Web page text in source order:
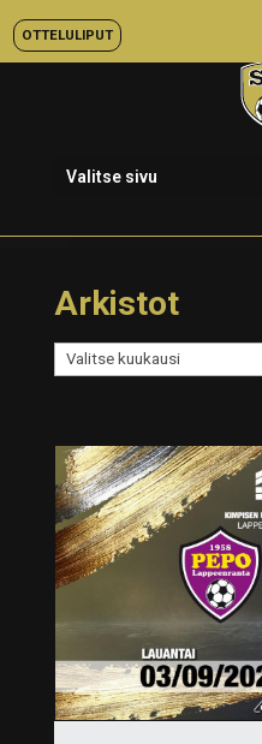
OTTELULIPUT
Valitse sivu
Arkistot
Arkistot